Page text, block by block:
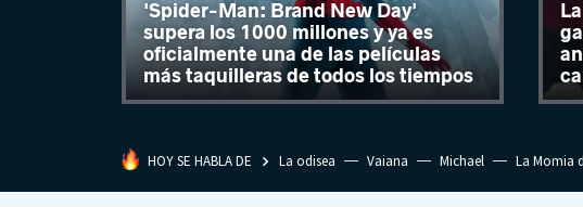
'Spider-Man: Brand New Day'
supera los 1000 millones y ya es
oficialmente una de las películas
más taquilleras de todos los tiempos
HOY SE HABLA DE La odisea Vaiana Michael La Momia